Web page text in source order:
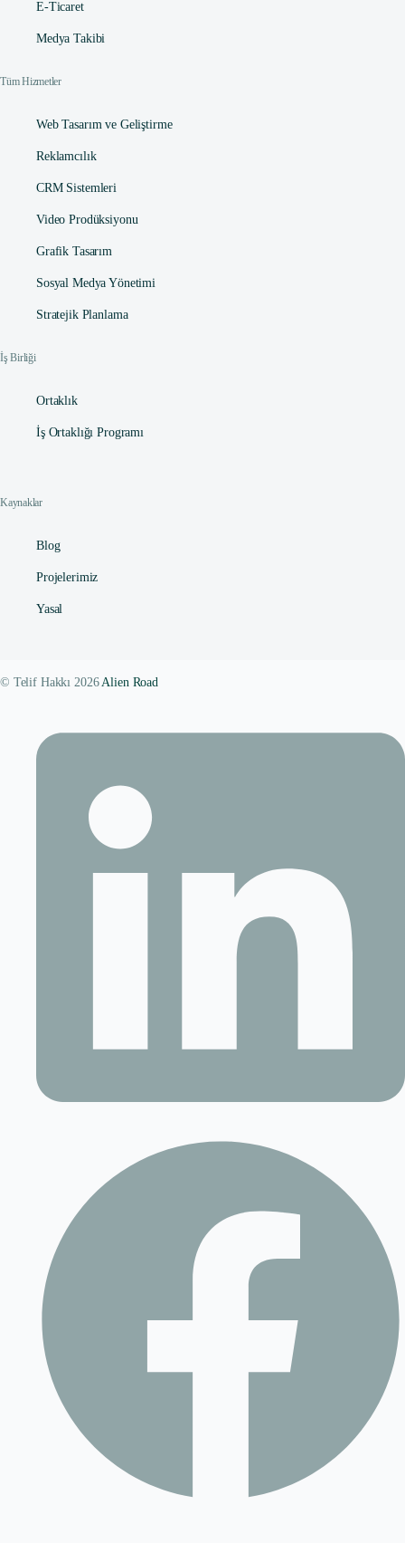
E-Ticaret
Medya Takibi
Tüm Hizmetler
Web Tasarım ve Geliştirme
Reklamcılık
CRM Sistemleri
Video Prodüksiyonu
Grafik Tasarım
Sosyal Medya Yönetimi
Stratejik Planlama
İş Birliği
Ortaklık
İş Ortaklığı Programı
Kaynaklar
Blog
Projelerimiz
Yasal
© Telif Hakkı 2026 Alien Road